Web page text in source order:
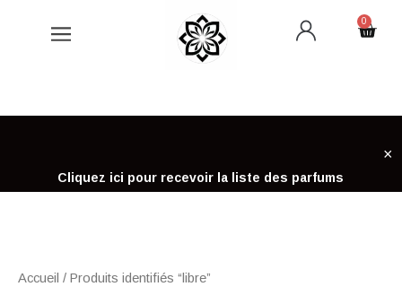
0
Cart
Cliquez ici pour recevoir la liste des parfums
×
Accueil / Produits identifiés “libre”